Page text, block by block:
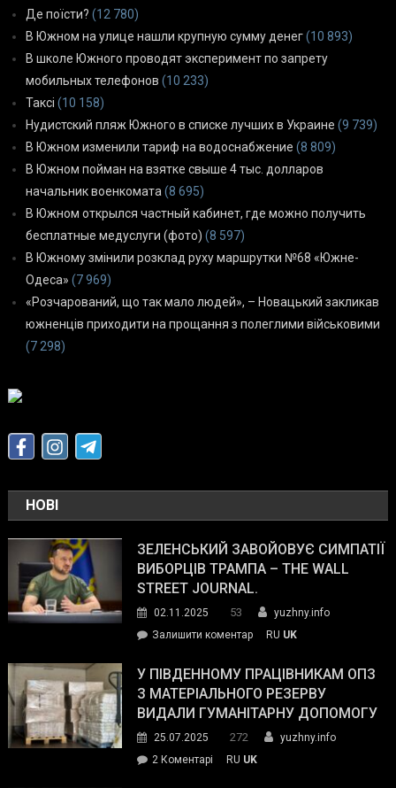
Де поїсти? (12 780)
В Южном на улице нашли крупную сумму денег(10 893)
В школе Южного проводят эксперимент по запрету
мобильных телефонов (10 233)
Таксі (10 158)
Нудистский пляж Южного в списке лучших в Украине (9 739)
В Южном изменили тариф на водоснабжение (8 809)
В Южном пойман на взятке свыше 4 тыс. долларов
начальник военкомата (8 695)
В Южном открылся частный кабинет, где можно получить
бесплатные медуслуги (фото) (8 597)
В Южному змінили розклад руху маршрутки №68 «Южне-
Одеса» (7 969)
«Розчарований, що так мало людей», – Новацький закликав
южненців приходити на прощання з полеглими військовими
(7 298)
НОВІ
ЗЕЛЕНСЬКИЙ ЗАВОЙОВУЄ СИМПАТІЇ
ВИБОРЦІВ ТРАМПА – THE WALL
STREET JOURNAL.
02.11.2025 53
yuzhny.info
Залишити коментарon
завойовує
симпатії
виборців
The
RU UK
У ПІВДЕННОМУ ПРАЦІВНИКАМ ОПЗ
З МАТЕРІАЛЬНОГО РЕЗЕРВУ
ВИДАЛИ ГУМАНІТАРНУ ДОПОМОГУ
25.07.2025 272
yuzhny.info
2 Коментарі
RU UK